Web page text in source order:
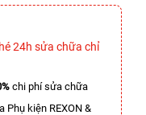
24h sửa chữa chỉ
chi phí sửa chữa
Phụ kiện REXON &